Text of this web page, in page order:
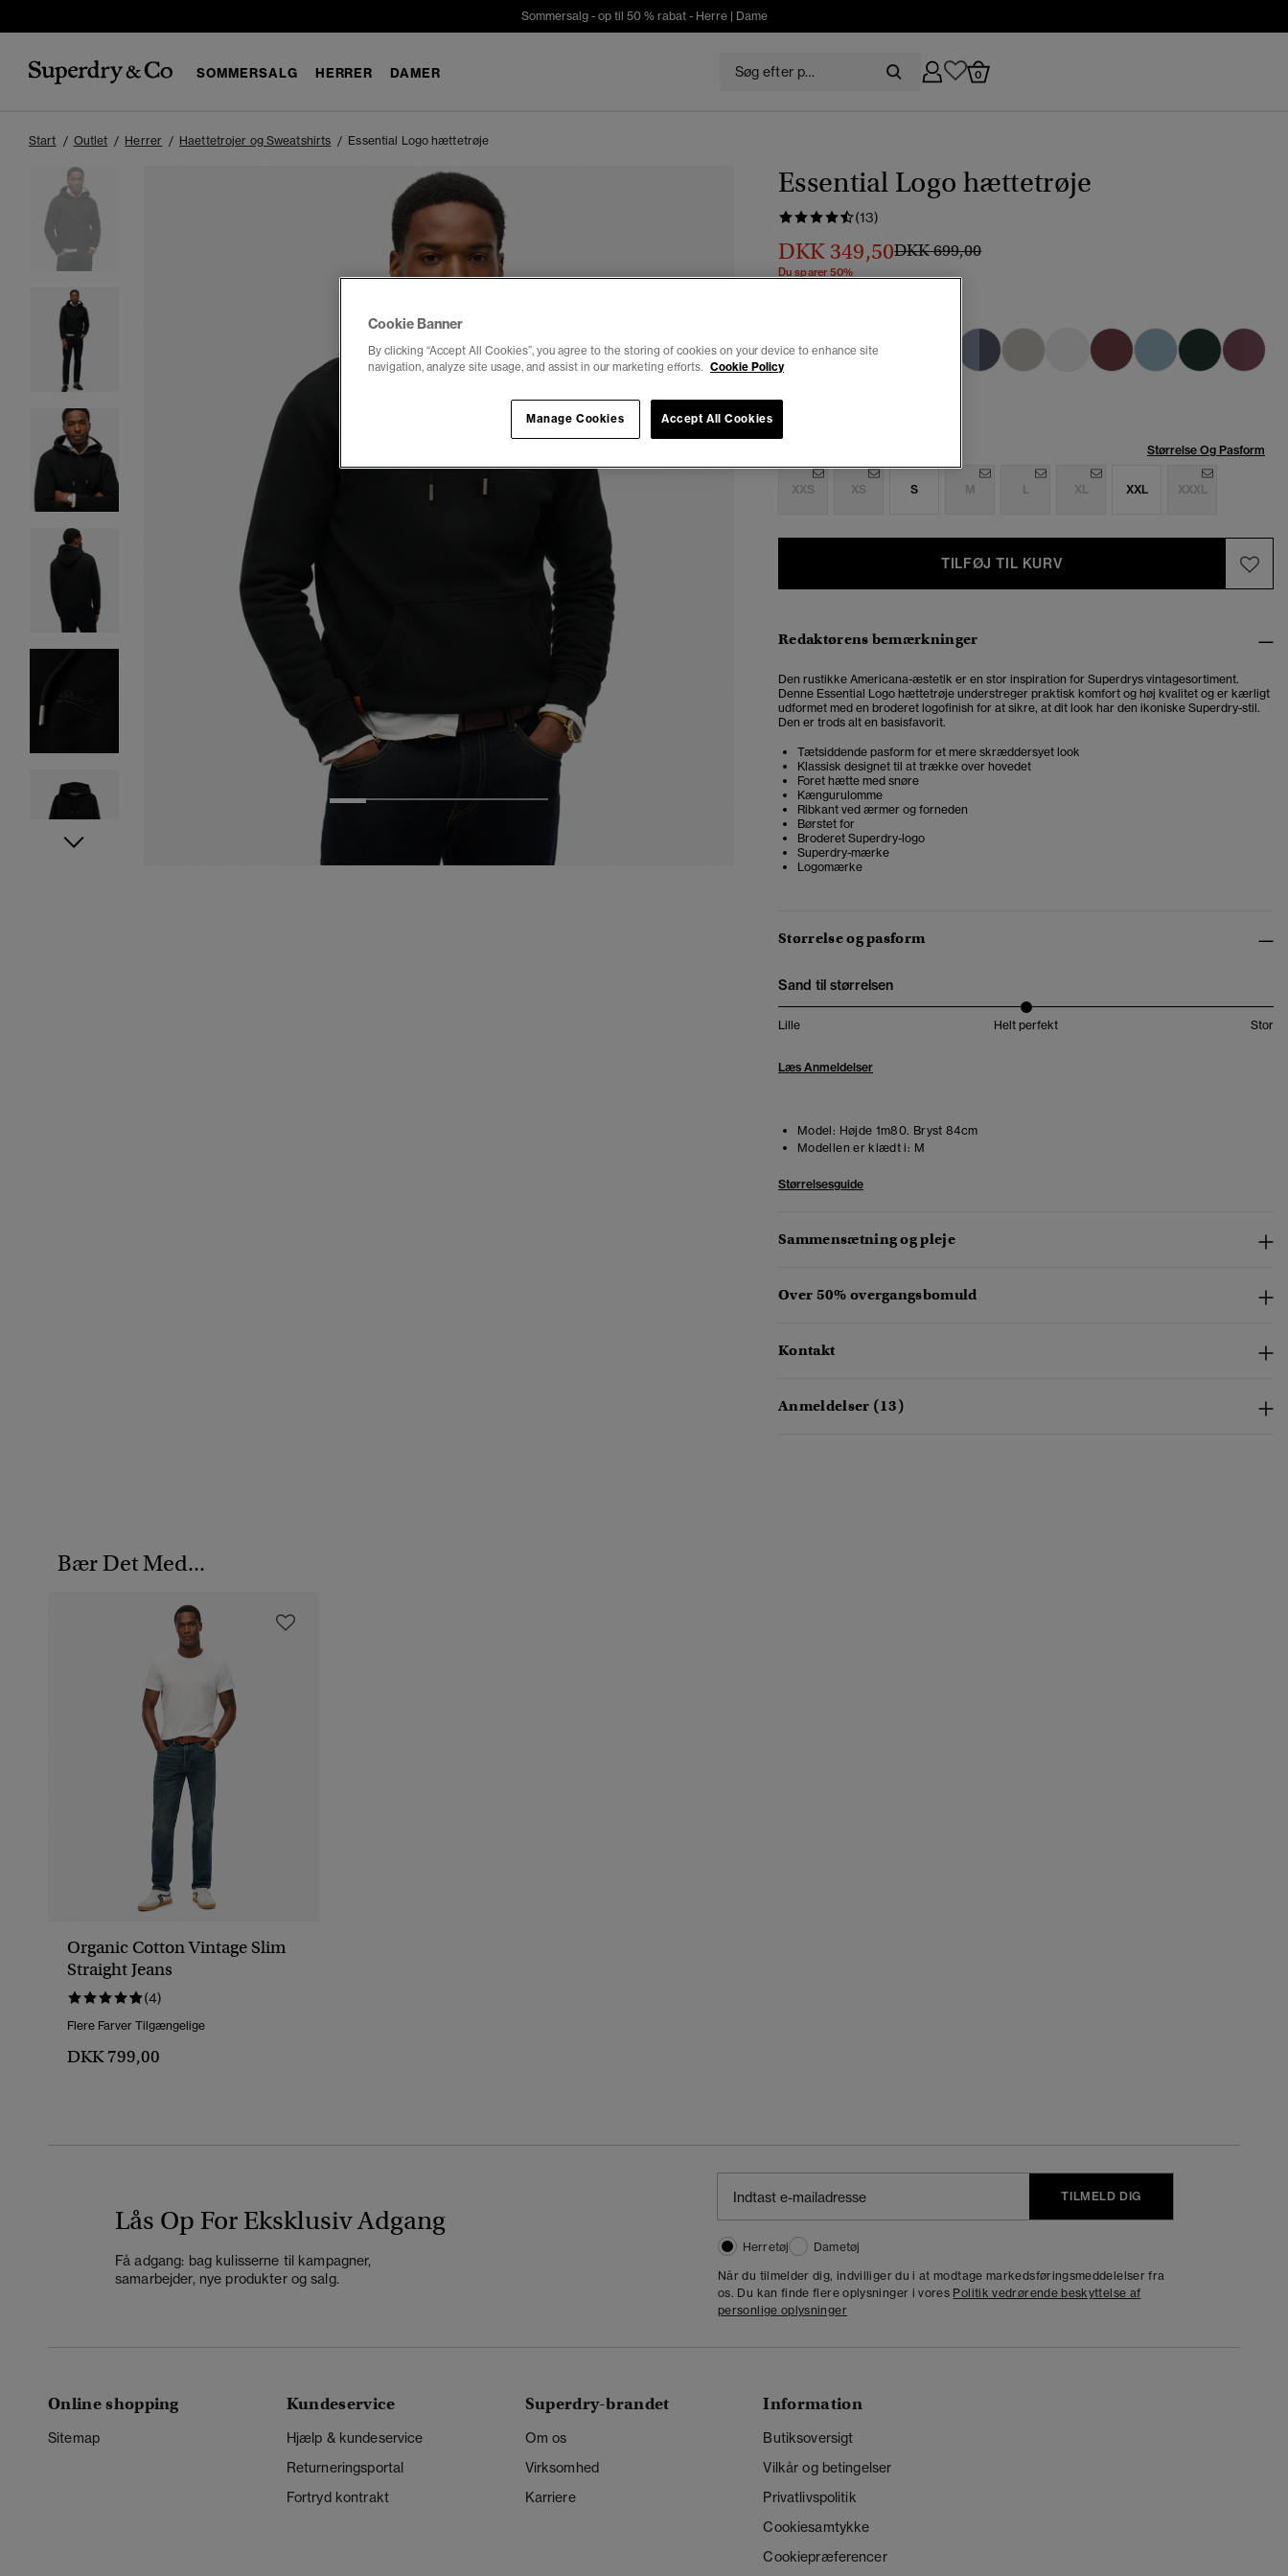
Sommersalg - op til 50 % rabat - Herre| Dame
SOMMERSALG HERRER DAMER 0
Start Outlet Herrer Haettetrojer og Sweatshirts Essential Logo hættetrøje
Essential Logo hættetrøje
(13)
DKK 349,50Pris nedsat fra
DKK 699,00til
Du sparer 50%
Størrelse Og Pasform
XXS XS S M L XL XXL XXXL
TILFØJ TIL KURV
Redaktørens bemærkninger
Den rustikke Americana-æstetik er en stor inspiration for Superdrys vintagesortiment.
Denne Essential Logo hættetrøje understreger praktisk komfort og høj kvalitet og er kærligt
udformet med en broderet logofinish for at sikre, at dit look har den ikoniske Superdry-stil.
Den er trods alt en basisfavorit.
Tætsiddende pasform for et mere skræddersyet look
Klassisk designet til at trække over hovedet
Foret hætte med snøre
Kængurulomme
Ribkant ved ærmer og forneden
Børstet for
Broderet Superdry-logo
Superdry-mærke
Logomærke
Størrelse og pasform
Sand til størrelsen
Lille Helt perfekt Stor
Læs Anmeldelser
Model: Højde 1m80. Bryst 84cm
Modellen er klædt i: M
Størrelsesguide
Sammensætning og pleje
Over 50% overgangsbomuld
Kontakt
Anmeldelser (13)
Bær Det Med...
Organic Cotton Vintage Slim
Straight Jeans
(4)
Flere Farver Tilgængelige
DKK 799,00
Lås Op For Eksklusiv Adgang
Få adgang: bag kulisserne til kampagner,
samarbejder, nye produkter og salg.
TILMELD DIG
Herretøj
Dametøj
Når du tilmelder dig, indvilliger du i at modtage markedsføringsmeddelelser fra
os. Du kan finde flere oplysninger i vores Politik vedrørende beskyttelse af
personlige oplysninger
Online shopping
Sitemap
Kundeservice
Hjælp & kundeservice
Returneringsportal
Fortryd kontrakt
Superdry-brandet
Om os
Virksomhed
Karriere
Information
Butiksoversigt
Vilkår og betingelser
Privatlivspolitik
Cookiesamtykke
Cookiepræferencer
Cookie Banner
By clicking “Accept All Cookies”, you agree to the storing of cookies on your device to enhance site
navigation, analyze site usage, and assist in our marketing efforts. Cookie Policy
Accept All Cookies
Manage Cookies